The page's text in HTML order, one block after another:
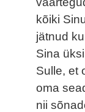
kõiki
jätnud
Sina
Sulle, et
oma
nii